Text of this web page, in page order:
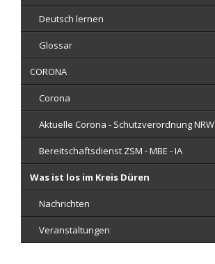
Deutsch lernen
Glossar
CORONA
Corona
Aktuelle Corona - Schutzverordnung NRW
Bereitschaftsdienst ZSM - MBE - IA
Was ist los im Kreis Düren
Nachrichten
Veranstaltungen